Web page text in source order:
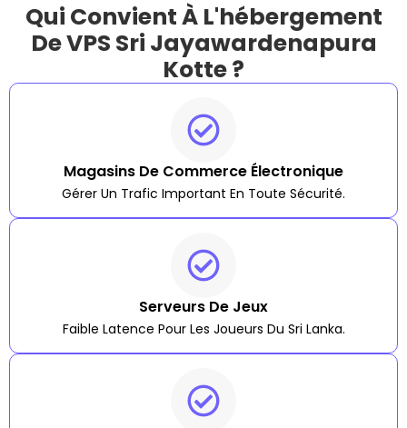
Qui Convient À L'hébergement
De VPS Sri Jayawardenapura
Kotte ?
Magasins De Commerce Électronique
Gérer Un Trafic Important En Toute Sécurité.
Serveurs De Jeux
Faible Latence Pour Les Joueurs Du Sri Lanka.